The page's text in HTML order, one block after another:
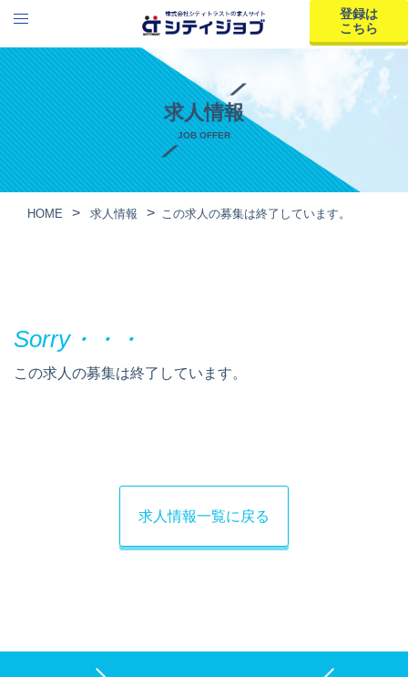
登録は
こちら
求人情報
JOB OFFER
HOME 求人情報 この求人の募集は終了しています。
この求人の募集は終了しています。
求人情報一覧に戻る